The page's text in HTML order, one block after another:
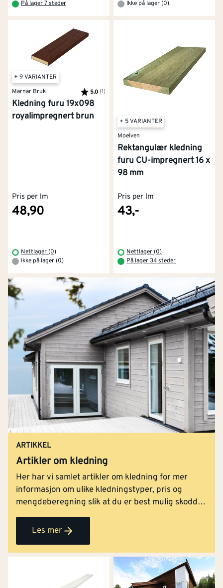
På lager 7 steder
Ikke på lager (0)
+ 9 VARIANTER
Marnar Bruk
Karakter:
5.0 (1)
Kledning furu 19x098
royalimpregnert brun
Pris per lm
48,90
Nettlager (0)
Ikke på lager (0)
+ 5 VARIANTER
Moelven
Rektangulær kledning
furu CU-impregnert 16 x
98 mm
Pris per lm
43,-
Nettlager (0)
På lager 34 steder
ARTIKKEL
Artikler om kledning
Her har vi samlet artikler om kledning for mer
informasjon om ulike kledningstyper, pris og
mengdeberegning slik at du er best mulig skodd
når valg av kledning skal gjøres. Se også
byggeprosjektet nederst på siden, hvor vi gir deg
bytte kledning.
Les mer